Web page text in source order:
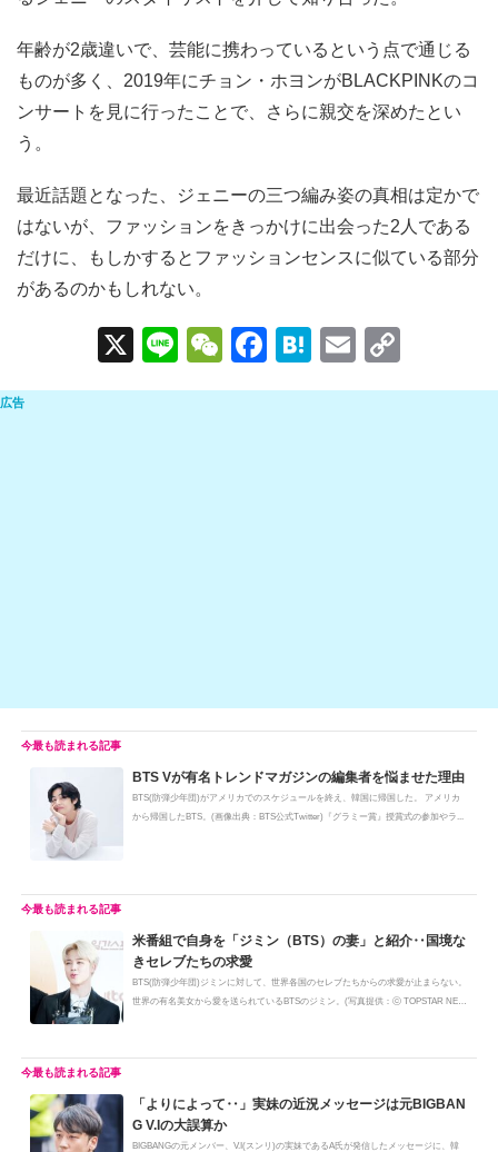
年齢が2歳違いで、芸能に携わっているという点で通じる
ものが多く、2019年にチョン・ホヨンがBLACKPINKのコ
ンサートを見に行ったことで、さらに親交を深めたとい
う。
最近話題となった、ジェニーの三つ編み姿の真相は定かで
はないが、ファッションをきっかけに出会った2人である
だけに、もしかするとファッションセンスに似ている部分
があるのかもしれない。
X
Li
n
W
e
F
a
H
at
E
m o
BTS Vが有名トレンドマガジンの編集者を悩ませた理由
BTS(防弾少年団)がアメリカでのスケジュールを終え、韓国に帰国した。 アメリカ
から帰国したBTS。(画像出典：BTS公式Twitter)『グラミー賞』授賞式の参加やラ...
米番組で自身を「ジミン（BTS）の妻」と紹介‥国境な
きセレブたちの求愛
BTS(防弾少年団)ジミンに対して、世界各国のセレブたちからの求愛が止まらない。
世界の有名美女から愛を送られているBTSのジミン。(写真提供：ⓒ TOPSTAR NE
「よりによって‥」実妹の近況メッセージは元BIGBAN
G V.Iの大誤算か
BIGBANGの元メンバー、V.I(スンリ)の実妹であるA氏が発信したメッセージに、韓